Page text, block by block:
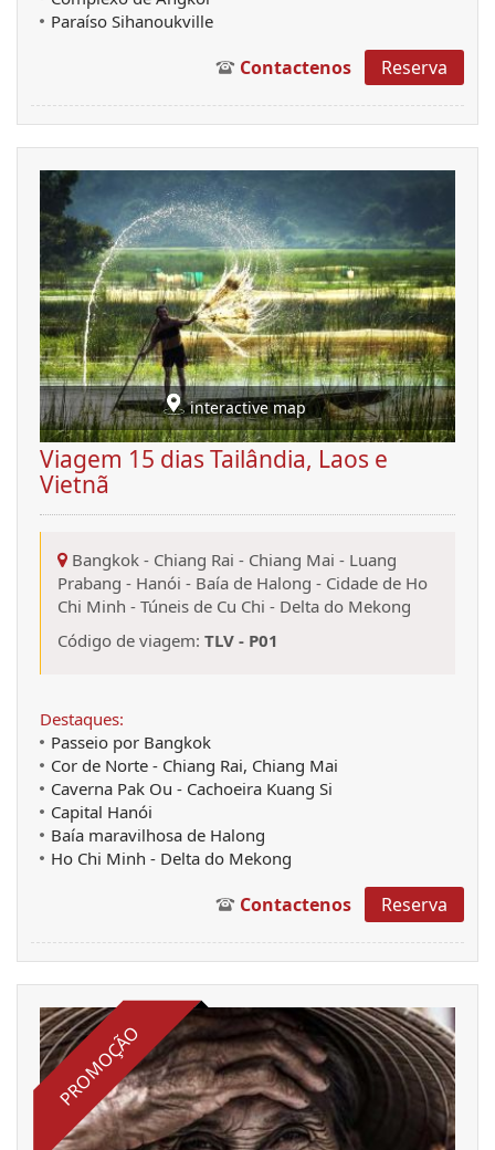
Paraíso Sihanoukville
Contactenos Reserva
interactive map
Viagem 15 dias Tailândia, Laos e
Vietnã
Bangkok - Chiang Rai - Chiang Mai - Luang
Prabang - Hanói - Baía de Halong - Cidade de Ho
Chi Minh - Túneis de Cu Chi - Delta do Mekong
Código de viagem: TLV - P01
Destaques:
Passeio por Bangkok
Cor de Norte - Chiang Rai, Chiang Mai
Caverna Pak Ou - Cachoeira Kuang Si
Capital Hanói
Baía maravilhosa de Halong
Ho Chi Minh - Delta do Mekong
Contactenos Reserva
PROMOÇÃO